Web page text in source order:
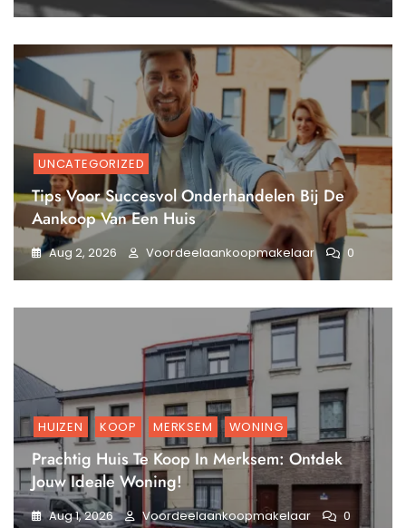
UNCATEGORIZED
Tips Voor Succesvol Onderhandelen Bij De
Aankoop Van Een Huis
Aug 2, 2026 Voordeelaankoopmakelaar 0
HUIZEN KOOP MERKSEM WONING
Prachtig Huis Te Koop In Merksem: Ontdek
Jouw Ideale Woning!
Aug 1, 2026 Voordeelaankoopmakelaar 0